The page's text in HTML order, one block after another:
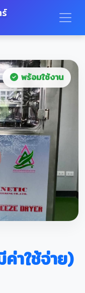
พร้อมใช้งาน
าใช้จ่าย)